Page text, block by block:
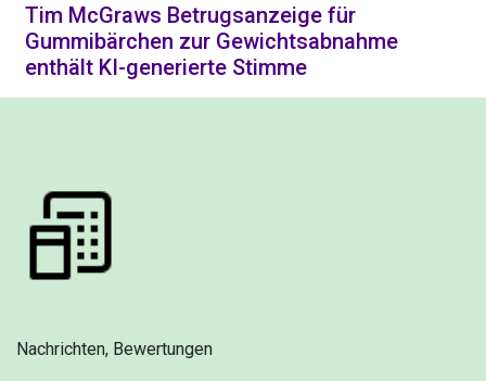
Tim McGraws Betrugsanzeige für
Gummibärchen zur Gewichtsabnahme
enthält KI-generierte Stimme
Nachrichten, Bewertungen